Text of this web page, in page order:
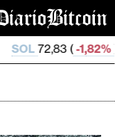
-1,82%) TRX